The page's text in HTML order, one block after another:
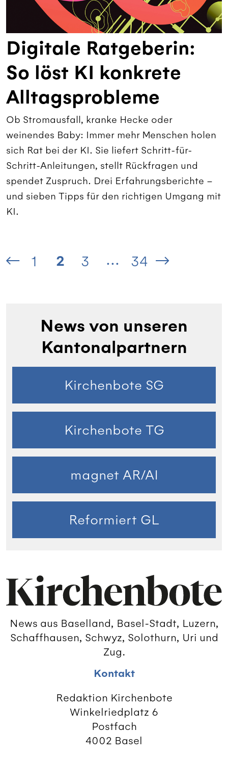
Digitale Ratgeberin:
So löst KI konkrete
Alltagsprobleme
Ob Stromausfall, kranke Hecke oder
weinendes Baby: Immer mehr Menschen holen
sich Rat bei der KI. Sie liefert Schritt-für-
Schritt-Anleitungen, stellt Rückfragen und
spendet Zuspruch. Drei Erfahrungsberichte –
und sieben Tipps für den richtigen Umgang mit
KI.
1 2 3 ... 34
News von unseren
Kantonalpartnern
Kirchenbote SG
Kirchenbote TG
magnet AR/AI
Reformiert GL
News aus Baselland, Basel-Stadt, Luzern,
Schaffhausen, Schwyz, Solothurn, Uri und
Zug.
Kontakt
Redaktion Kirchenbote
Winkelriedplatz 6
Postfach
4002 Basel